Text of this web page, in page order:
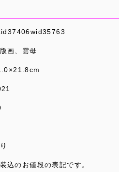
画、雲母
込のお値段の表記です。